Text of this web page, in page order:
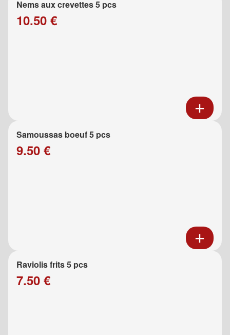
Nems aux crevettes 5 pcs
10.50 €
Samoussas boeuf 5 pcs
9.50 €
Raviolis frits 5 pcs
7.50 €